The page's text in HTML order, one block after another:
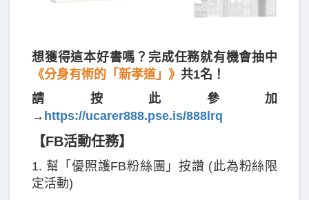
想獲得這本好書嗎？完成任務就有機會抽中
《分身有術的「新孝道」》 共1名！
請按此參加
→ https://ucarer888.pse.is/888lrq
【FB活動任務】
1. 幫「優照護FB粉絲團」按讚 (此為粉絲限
定活動)